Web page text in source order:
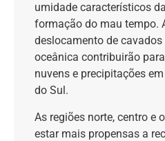
umidade característicos
formação do mau tempo.
deslocamento de
oceânica contribuirão
nuvens e precipitações
do Sul.
As regiões norte, centro e
estar mais propensas a